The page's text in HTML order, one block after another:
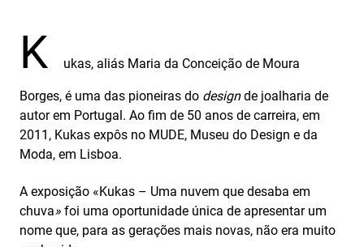
K ukas, aliás Maria da Conceição de Moura
Borges, é uma das pioneiras do designde joalharia de
autor em Portugal. Ao fim de 50 anos de carreira, em
2011, Kukas expôs no MUDE, Museu do Design e da
Moda, em Lisboa.
A exposição «Kukas – Uma nuvem que desaba em
chuva» foi uma oportunidade única de apresentar um
nome que, para as gerações mais novas, não era muito